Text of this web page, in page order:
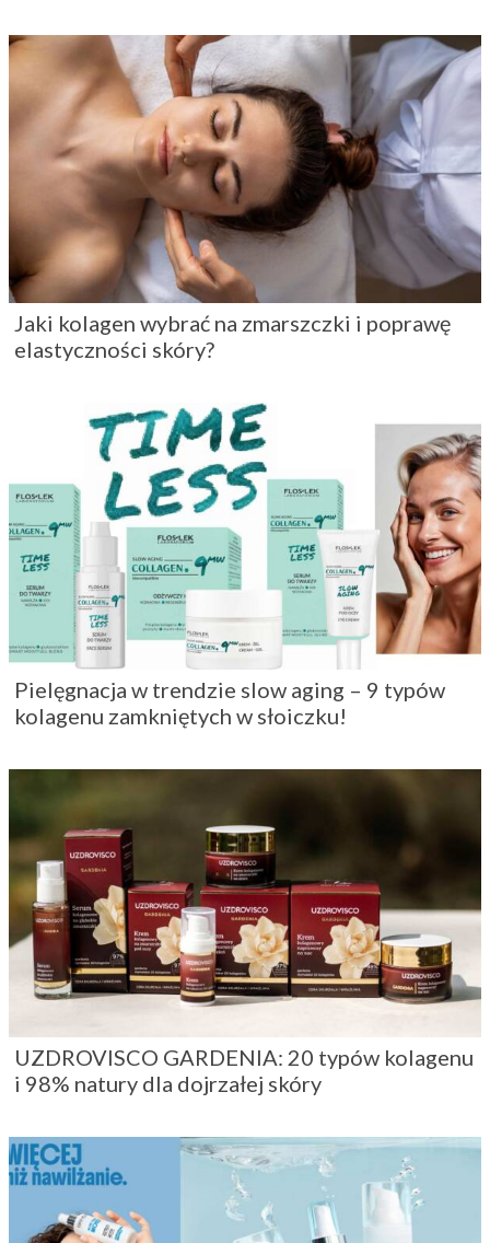
Jaki kolagen wybrać na zmarszczki i poprawę
elastyczności skóry?
Pielęgnacja w trendzie slow aging – 9 typów
kolagenu zamkniętych w słoiczku!
UZDROVISCO GARDENIA: 20 typów kolagenu
i 98% natury dla dojrzałej skóry